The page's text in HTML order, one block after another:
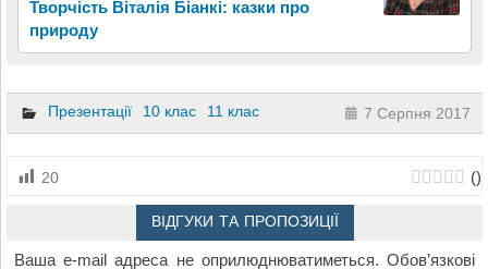
Творчість Віталія Біанкі: казки про
природу
Презентації 10 клас 11 клас 7 Серпня 2017
20 ()
ВІДГУКИ ТА ПРОПОЗИЦІЇ
Ваша e-mail адреса не оприлюднюватиметься. Обов’язкові